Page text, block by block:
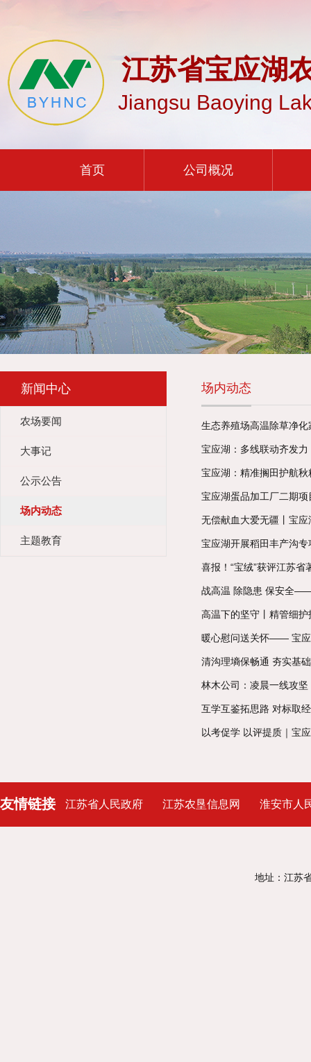
江苏省宝应湖
Jiangsu Baoying
首页 公司概况
新闻中心
农场要闻
大事记
公示公告
场内动态
主题教育
场内动态
生态养殖场高温除草净化
宝应湖：多线联动齐发
宝应湖：精准搁田护航秋
宝应湖蛋品加工厂二期项
无偿献血大爱无疆丨宝
宝应湖开展稻田丰产沟专
喜报！“宝绒”获评江苏省
战高温 除隐患 保安全
高温下的坚守丨精管细
暖心慰问送关怀—— 宝应
清沟理墒保畅通 夯实基
林木公司：凌晨一线攻
互学互鉴拓思路 对标取
以考促学 以评提质｜宝
友情链接 江苏省人民政府 江苏农垦信息网 淮安市人
地址：江苏